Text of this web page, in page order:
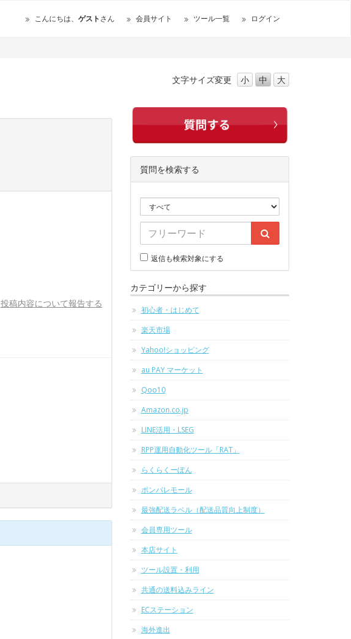
こんにちは、 ゲストさん 会員サイト ツール一覧 ログイン
文字サイズ変更 小 中 大
投稿内容について報告する
質問を検索する
返信も検索対象にする
カテゴリーから探す
初心者・はじめて
楽天市場
Yahoo!ショッピング
au PAY マーケット
Qoo10
Amazon.co.jp
LINE活用・LSEG
RPP運用自動化ツール「RAT」
らくらくーぽん
ポンパレモール
最強配送ラベル（配送品質向上制度）
会員専用ツール
本店サイト
ツール設置・利用
共通の送料込みライン
ECステーション
海外進出